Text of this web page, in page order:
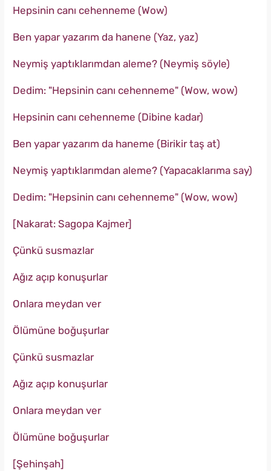
Hepsinin canı cehenneme (Wow)
Ben yapar yazarım da hanene (Yaz, yaz)
Neymiş yaptıklarımdan aleme? (Neymiş söyle)
Dedim: "Hepsinin canı cehenneme" (Wow, wow)
Hepsinin canı cehenneme (Dibine kadar)
Ben yapar yazarım da haneme (Birikir taş at)
Neymiş yaptıklarımdan aleme? (Yapacaklarıma say)
Dedim: "Hepsinin canı cehenneme" (Wow, wow)
[Nakarat: Sagopa Kajmer]
Çünkü susmazlar
Ağız açıp konuşurlar
Onlara meydan ver
Ölümüne boğuşurlar
Çünkü susmazlar
Ağız açıp konuşurlar
Onlara meydan ver
Ölümüne boğuşurlar
[Şehinşah]